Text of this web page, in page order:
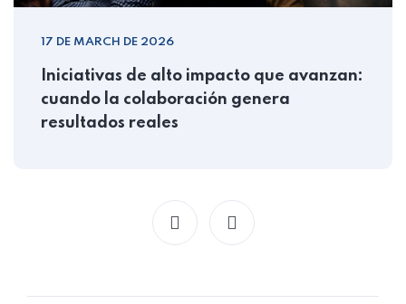
17 DE MARCH DE 2026
Iniciativas de alto impacto que avanzan:
cuando la colaboración genera
resultados reales